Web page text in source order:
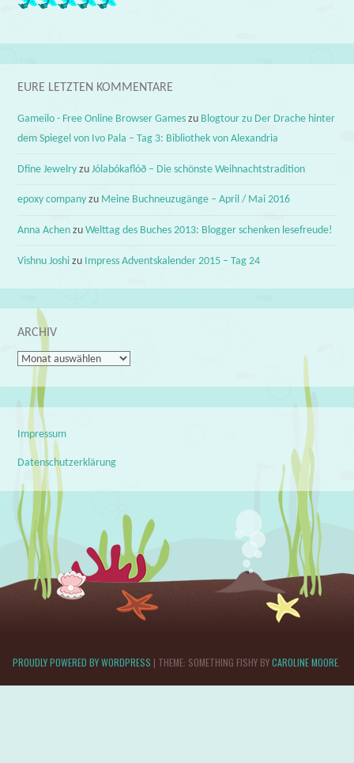
EURE LETZTEN KOMMENTARE
Gameilo - Free Online Browser Games zu Blogtour zu Der Drache hinter
dem Spiegel von Ivo Pala – Tag 3: Bibliothek von Alexandria
Dfine Jewelry zuJólabókaflóð – Die schönste Weihnachtstradition
epoxy company zu Meine Buchneuzugänge – April / Mai 2016
Anna Achen zuWelttag des Buches 2013: Blogger schenken lesefreude!
Vishnu Joshi zu Impress Adventskalender 2015 – Tag 24
ARCHIV
Archiv
Impressum
Datenschutzerklärung
PROUDLY POWERED BY WORDPRESS | THEME: SOMETHING FISHY BYCAROLINE MOORE